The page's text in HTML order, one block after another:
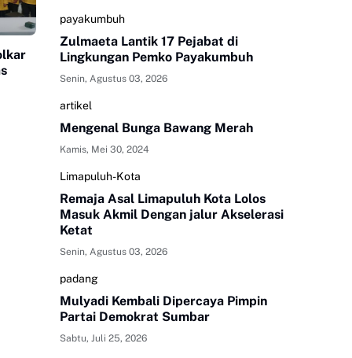
payakumbuh
Zulmaeta Lantik 17 Pejabat di
Lingkungan Pemko Payakumbuh
Senin, Agustus 03, 2026
artikel
Mengenal Bunga Bawang Merah
Kamis, Mei 30, 2024
Limapuluh-Kota
Remaja Asal Limapuluh Kota Lolos
Masuk Akmil Dengan jalur Akselerasi
Ketat
Senin, Agustus 03, 2026
padang
Mulyadi Kembali Dipercaya Pimpin
Partai Demokrat Sumbar
Sabtu, Juli 25, 2026